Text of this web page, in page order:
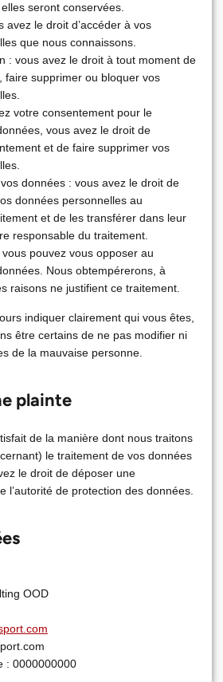
seront conservées.
avez le droit d’accéder à vos
que nous connaissons.
: vous avez le droit à tout moment de
faire supprimer ou bloquer vos
votre consentement pour le
vous avez le droit de
et de faire supprimer vos
données : vous avez le droit de
données personnelles au
et de les transférer dans leur
responsable du traitement.
vous pouvez vous opposer au
Nous obtempérerons, à
raisons ne justifient ce traitement.
indiquer clairement qui vous êtes,
être certains de ne pas modifier ni
de la mauvaise personne.
plainte
de la manière dont nous traitons
le traitement de vos données
le droit de déposer une
l’autorité de protection des données.
OOD
: 0000000000